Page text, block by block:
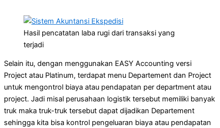
Hasil pencatatan laba rugi dari transaksi yang
terjadi
Selain itu, dengan menggunakan EASY Accounting versi
Project atau Platinum, terdapat menu Departement dan Project
untuk mengontrol biaya atau pendapatan per department atau
project. Jadi misal perusahaan logistik tersebut memiliki banyak
truk maka truk-truk tersebut dapat dijadikan Departement
sehingga kita bisa kontrol pengeluaran biaya atau pendapatan